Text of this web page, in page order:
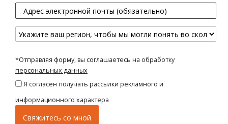
*Отправляя форму, вы соглашаетесь на обработку
персональных данных
Я согласен получать рассылки рекламного и
информационного характера